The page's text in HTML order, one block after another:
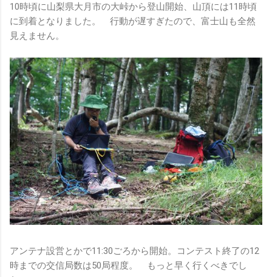
10時頃に山梨県大月市の大峠から登山開始、山頂には11時頃
に到着となりました。 行動が遅すぎたので、富士山も全然
見えません。
アンテナ設営とかで11:30ごろから開始。コンテスト終了の12
時までの交信局数は50局程度。 もっと早く行くべきでし